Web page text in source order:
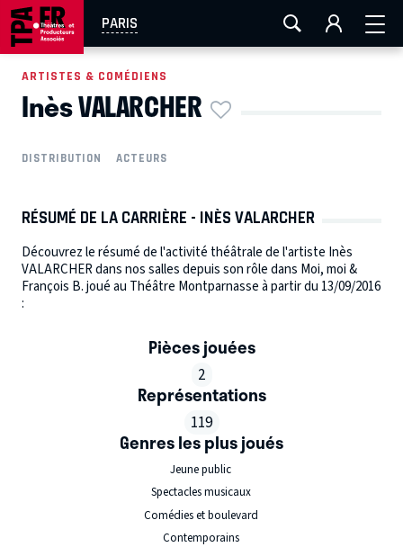
PARIS
AIX-MARSEILLE LA ROCHELLE
EN TOURNÉE
ARTISTES & COMÉDIENS
Inès VALARCHER
DISTRIBUTION ACTEURS
RÉSUMÉ DE LA CARRIÈRE - INÈS VALARCHER
Découvrez le résumé de l'activité théâtrale de l'artiste Inès
VALARCHER dans nos salles depuis son rôle dans Moi, moi &
François B. joué au Théâtre Montparnasse à partir du 13/09/2016
:
Pièces jouées
2
Représentations
119
Genres les plus joués
Jeune public
Spectacles musicaux
Comédies et boulevard
Contemporains